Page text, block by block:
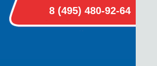
8 (495) 480-92-64